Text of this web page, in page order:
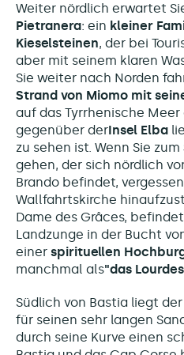
Weiter nördlich erwartet
Pietranera: ein kleiner
Kieselsteinen, der bei
aber mit seinem klaren
Sie weiter nach Norden
Strand von Miomo mit
auf das Tyrrhenische
gegenüber derInsel Elba
zu sehen ist. Wenn Sie zum
gehen, der sich nördlich
Brando befindet,
Wallfahrtskirche
Dame des Grâces,
Landzunge in der Bucht
einer spirituellen
manchmal als"das
Südlich von Bastia liegt der
für seinen sehr langen
durch seine Kurve einen